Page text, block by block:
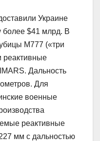
Украине
$41 млрд. В
М777 («три
реактивные
Дальность
Для
военные
реактивные
мм с дальностью